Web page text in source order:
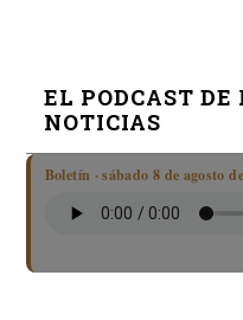
EL PODCAST
NOTICIAS
Boletín · sábado 8 de agosto